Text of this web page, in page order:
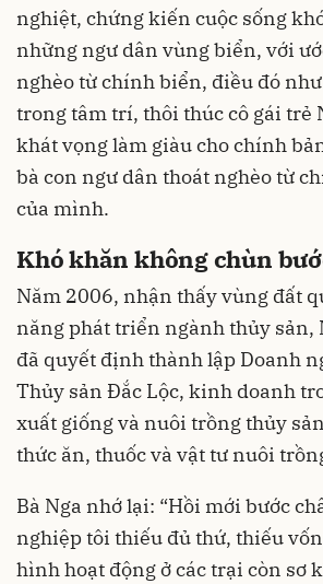
nghiệt, chứng kiến cuộc sống
những ngư dân vùng biển, với
nghèo từ chính biển, điều đó
trong tâm trí, thôi thúc cô gái trẻ
khát vọng làm giàu cho chính
bà con ngư dân thoát nghèo từ
của mình.
Khó khăn không chùn
Năm 2006, nhận thấy vùng đất
năng phát triển ngành thủy sản,
đã quyết định thành lập Doanh
Thủy sản Đắc Lộc, kinh doanh
xuất giống và nuôi trồng thủy
thức ăn, thuốc và vật tư nuôi
Bà Nga nhớ lại: “Hồi mới bước
nghiệp tôi thiếu đủ thứ, thiếu
hình hoạt động ở các trại còn sơ